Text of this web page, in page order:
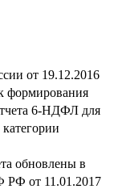
от 19.12.2016
формирования
6-НДФЛ для
обновлены в
РФ от 11.01.2017